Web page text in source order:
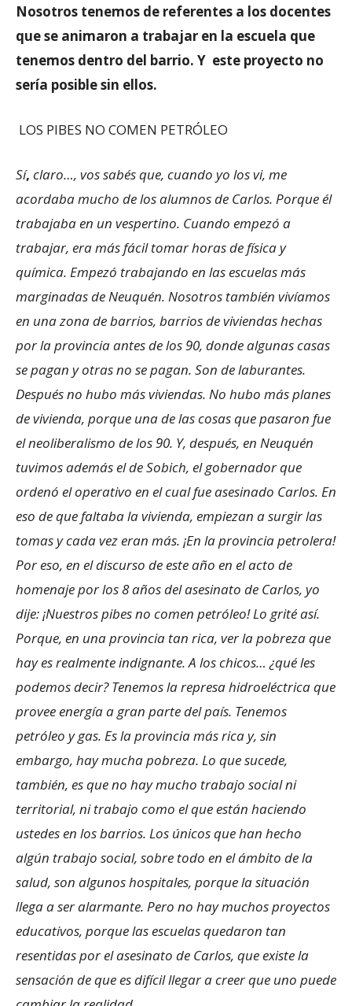
Nosotros tenemos de referentes a los docentes
que se animaron a trabajar en la escuela que
tenemos dentro del barrio. Y este proyecto no
sería posible sin ellos.
LOS PIBES NO COMEN PETRÓLEO
Sí, claro…, vos sabés que, cuando yo los vi, me
acordaba mucho de los alumnos de Carlos. Porque él
trabajaba en un vespertino. Cuando empezó a
trabajar, era más fácil tomar horas de física y
química. Empezó trabajando en las escuelas más
marginadas de Neuquén. Nosotros también vivíamos
en una zona de barrios, barrios de viviendas hechas
por la provincia antes de los ´90, donde algunas casas
se pagan y otras no se pagan. Son de laburantes.
Después no hubo más viviendas. No hubo más planes
de vivienda, porque una de las cosas que pasaron fue
el neoliberalismo de los ´90. Y, después, en Neuquén
tuvimos además el de Sobich, el gobernador que
ordenó el operativo en el cual fue asesinado Carlos. En
eso de que faltaba la vivienda, empiezan a surgir las
tomas y cada vez eran más. ¡En la provincia petrolera!
Por eso, en el discurso de este año en el acto de
homenaje por los 8 años del asesinato de Carlos, yo
dije: ¡Nuestros pibes no comen petróleo! Lo grité así.
Porque, en una provincia tan rica, ver la pobreza que
hay es realmente indignante. A los chicos… ¿qué les
podemos decir? Tenemos la represa hidroeléctrica que
provee energía a gran parte del país. Tenemos
petróleo y gas. Es la provincia más rica y, sin
embargo, hay mucha pobreza. Lo que sucede,
también, es que no hay mucho trabajo social ni
territorial, ni trabajo como el que están haciendo
ustedes en los barrios. Los únicos que han hecho
algún trabajo social, sobre todo en el ámbito de la
salud, son algunos hospitales, porque la situación
llega a ser alarmante. Pero no hay muchos proyectos
educativos, porque las escuelas quedaron tan
resentidas por el asesinato de Carlos, que existe la
sensación de que es difícil llegar a creer que uno puede